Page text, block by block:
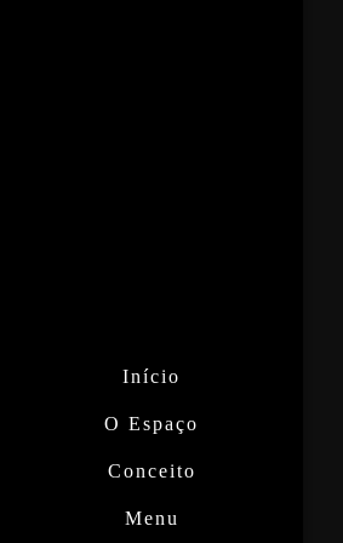
Início
O Espaço
Conceito
Menu